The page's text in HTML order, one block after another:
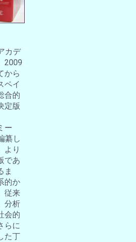
カデ
2009
から
ペイ
合的
定版
ー
纂し
より
であ
ま
的か
従来
分析
会的
らに
た丁